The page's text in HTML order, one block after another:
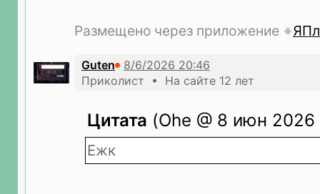
Размещено через приложение
Guten
Приколист • На сайте 12 лет
Цитата (Ohe @ 8 июн
Ежк